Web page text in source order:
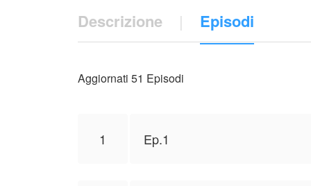
Descrizione | Episodi
Aggiornati 51 Episodi
1 Ep.1